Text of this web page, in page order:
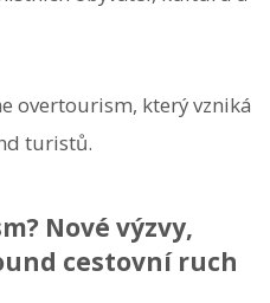
overtourism, který vzniká
turistů.
Nové výzvy,
cestovní ruch